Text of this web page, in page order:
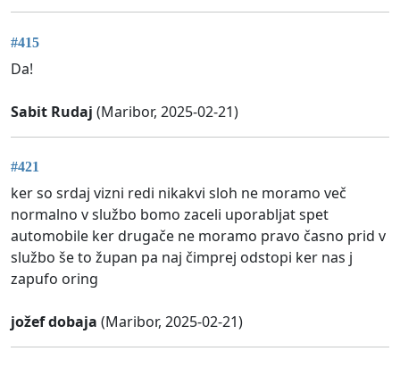
#415
Da!
Sabit Rudaj (Maribor, 2025-02-21)
#421
ker so srdaj vizni redi nikakvi sloh ne moramo več
normalno v službo bomo zaceli uporabljat spet
automobile ker drugače ne moramo pravo časno prid v
službo še to župan pa naj čimprej odstopi ker nas j
zapufo oring
jožef dobaja (Maribor, 2025-02-21)